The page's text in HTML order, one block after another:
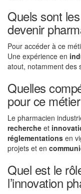
Quels sont
devenir
Pour accéder à ce
Une expérience en
atout, notamment des
Quelles
pour ce
Le pharmacien
recherche et
réglementations en
projets et en
Quel est le
l’innovation